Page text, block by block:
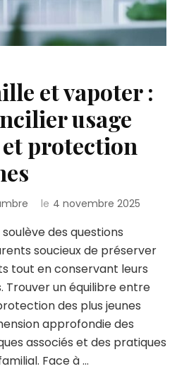
et vapoter :
usage
protection
le 4 novembre 2025
des questions
soucieux de préserver
tout en conservant leurs
Trouver un équilibre entre
des plus jeunes
approfondie des
associés et des pratiques
Face à …